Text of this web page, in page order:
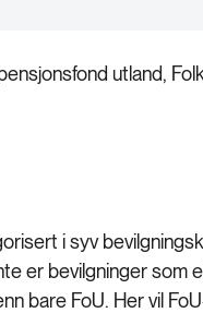
utland,
i syv
er bevilgninger som
bare FoU. Her vil